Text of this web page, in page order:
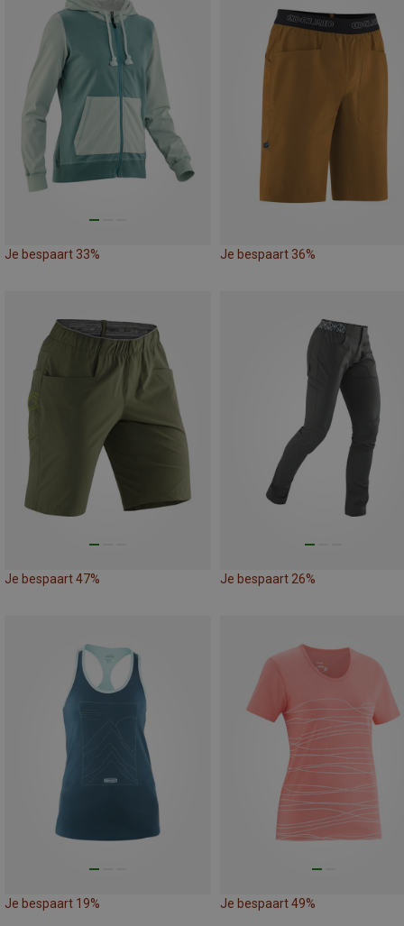
Je bespaart 33% Je bespaart 36%
Je bespaart 47% Je bespaart 26%
Je bespaart 19% Je bespaart 49%